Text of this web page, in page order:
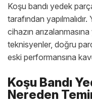
Koşu bandı yedek
tarafından
cihazın
teknisyenler, doğru
eski performansına
Koşu Bandı
Nereden